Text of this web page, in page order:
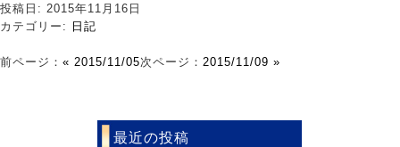
投稿日: 2015年11月16日
カテゴリー: 日記
前ページ： « 2015/11/05次ページ： 2015/11/09 »
最近の投稿